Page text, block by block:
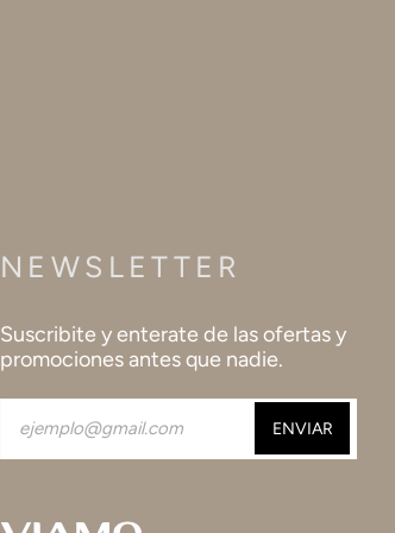
NEWSLETTER
Suscribite y enterate de las ofertas y
promociones antes que nadie.